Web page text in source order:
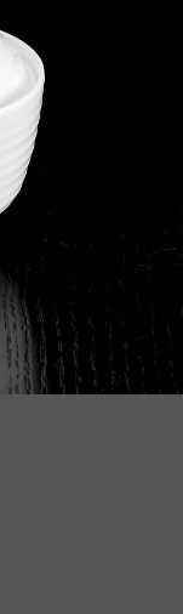
，自主研发，采
系列酒店专用餐